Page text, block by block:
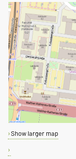
Show larger map